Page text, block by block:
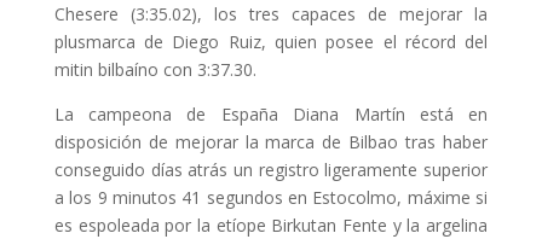
Chesere (3:35.02), los tres capaces de mejorar la
plusmarca de Diego Ruiz, quien posee el récord del
mitin bilbaíno con 3:37.30.
La campeona de España Diana Martín está en
disposición de mejorar la marca de Bilbao tras haber
conseguido días atrás un registro ligeramente superior
a los 9 minutos 41 segundos en Estocolmo, máxime si
es espoleada por la etíope Birkutan Fente y la argelina